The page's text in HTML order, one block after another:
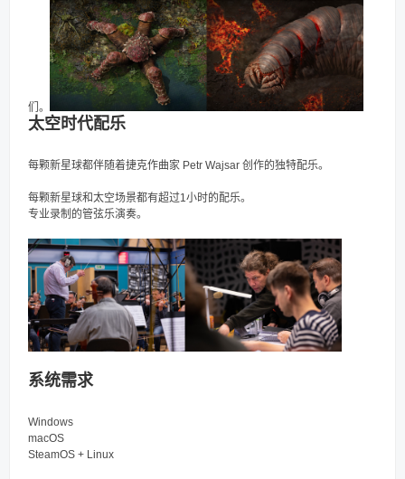
们。
太空时代配乐
每颗新星球都伴随着捷克作曲家 Petr Wajsar 创作的独特配乐。
每颗新星球和太空场景都有超过1小时的配乐。
专业录制的管弦乐演奏。
系统需求
Windows
macOS
SteamOS + Linux